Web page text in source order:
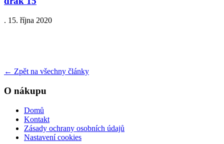
. 15. října 2020
← Zpět na všechny články
O nákupu
Domů
Kontakt
Zásady ochrany osobních údajů
Nastavení cookies